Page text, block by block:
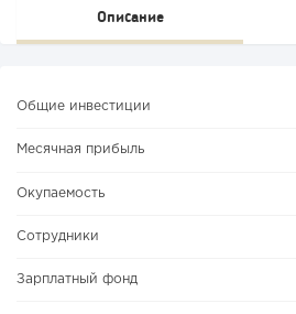
Описание
Общие инвестиции
Месячная прибыль
Окупаемость
Сотрудники
Зарплатный фонд